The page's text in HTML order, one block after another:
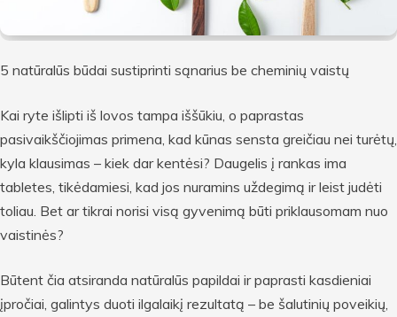
5 natūralūs būdai sustiprinti sąnarius be cheminių vaistų
Kai ryte išlipti iš lovos tampa iššūkiu, o paprastas
pasivaikščiojimas primena, kad kūnas sensta greičiau nei turėtų,
kyla klausimas – kiek dar kentėsi? Daugelis į rankas ima
tabletes, tikėdamiesi, kad jos nuramins uždegimą ir leist judėti
toliau. Bet ar tikrai norisi visą gyvenimą būti priklausomam nuo
vaistinės?
Būtent čia atsiranda natūralūs papildai ir paprasti kasdieniai
įpročiai, galintys duoti ilgalaikį rezultatą – be šalutinių poveikių,